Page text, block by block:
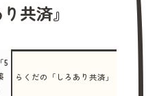
共済』
5
らくだの「しろあり共済」